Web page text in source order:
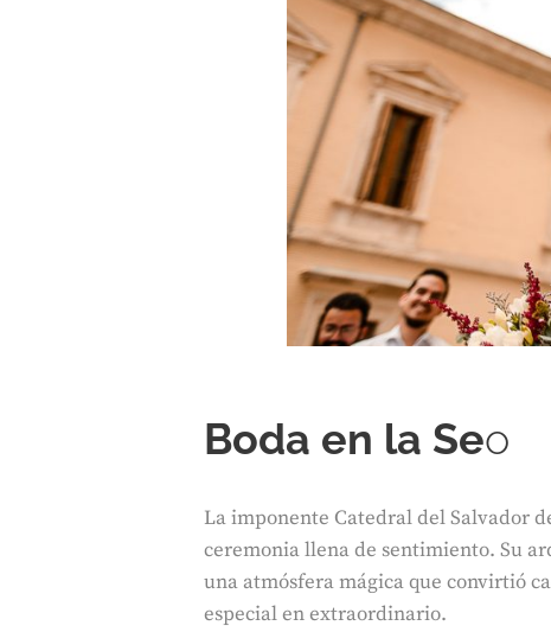
Boda en la Seo
La imponente Catedral del Salvador
ceremonia llena de sentimiento. Su
una atmósfera mágica que convirtió
especial en extraordinario.